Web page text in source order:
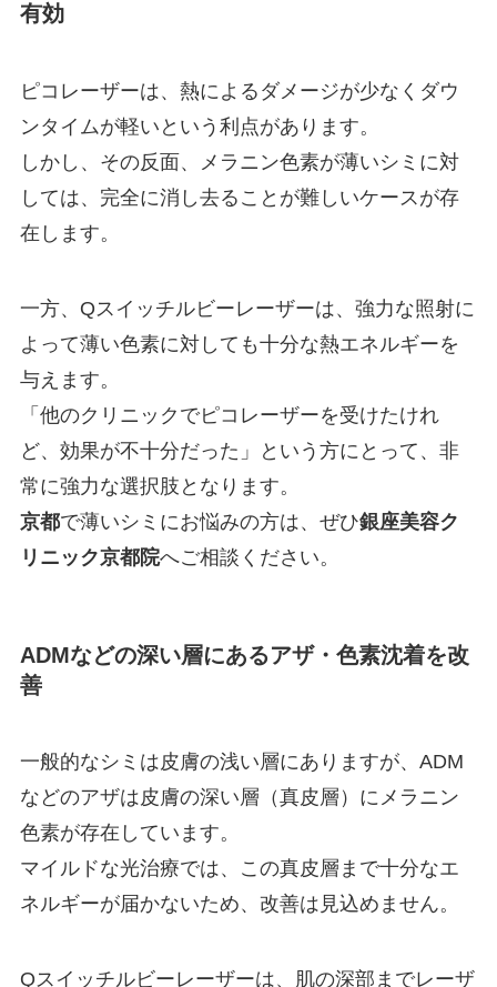
有効
ピコレーザーは、熱によるダメージが少なくダウ
ンタイムが軽いという利点があります。
しかし、その反面、メラニン色素が薄いシミに対
しては、完全に消し去ることが難しいケースが存
在します。
一方、Qスイッチルビーレーザーは、強力な照射に
よって薄い色素に対しても十分な熱エネルギーを
与えます。
「他のクリニックでピコレーザーを受けたけれ
ど、効果が不十分だった」という方にとって、非
常に強力な選択肢となります。
京都で薄いシミにお悩みの方は、ぜひ銀座美容ク
リニック京都院へご相談ください。
ADMなどの深い層にあるアザ・色素沈着を改
善
一般的なシミは皮膚の浅い層にありますが、ADM
などのアザは皮膚の深い層（真皮層）にメラニン
色素が存在しています。
マイルドな光治療では、この真皮層まで十分なエ
ネルギーが届かないため、改善は見込めません。
Qスイッチルビーレーザーは、肌の深部までレーザ